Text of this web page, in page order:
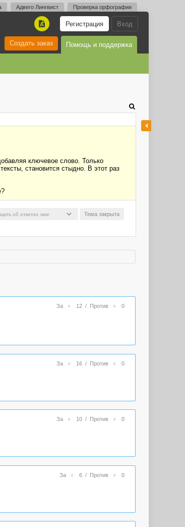
Адвего Лингвист Проверка орфографии
Вход
Регистрация
A
Помощь и поддержка
Создать заказ
ключевое слово. Только
становится стыдно. В этот раз
Тема закрыта
За 12/ Против 0
За 16/ Против 0
За 10/ Против 0
За 6/ Против 0